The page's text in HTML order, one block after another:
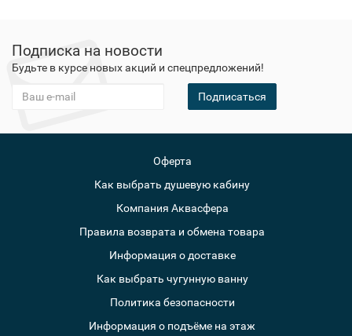
Подписка на новости
Будьте в курсе новых акций и спецпредложений!
Подписаться
Оферта
Как выбрать душевую кабину
Компания Аквасфера
Правила возврата и обмена товара
Информация о доставке
Как выбрать чугунную ванну
Политика безопасности
Информация о подъёме на этаж